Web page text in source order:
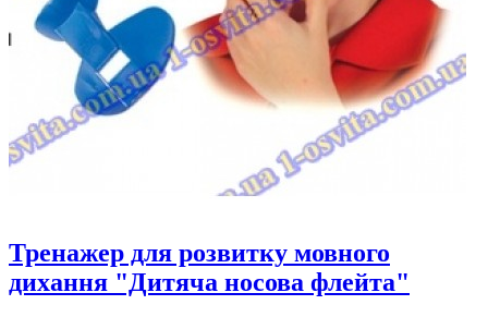
Тренажер для розвитку мовного
дихання "Дитяча носова флейта"